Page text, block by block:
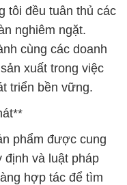
tôi đều tuân thủ các
nghiêm ngặt.
cùng các doanh
xuất trong việc
triển bền vững.
phẩm được cung
định và luật pháp
hợp tác để tìm